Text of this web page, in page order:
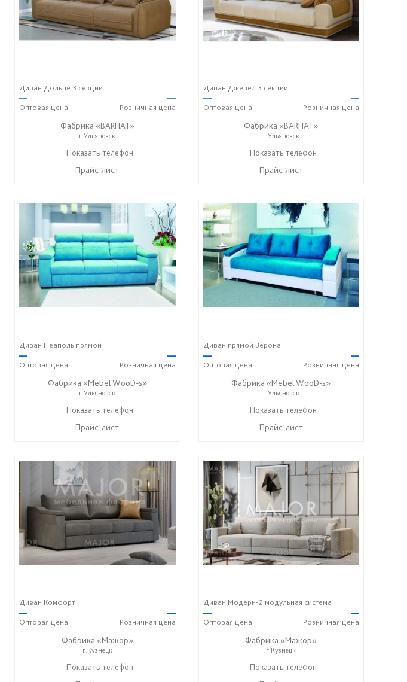
Диван Дольче 3 секции
—
Оптовая цена
—
Розничная цена
Фабрика «BARHAT»
г.Ульяновск
+7 (996) 219-29-77
Показать телефон
Прайс-лист
Диван Джевел 3 секции
—
Оптовая цена
—
Розничная цена
Фабрика «BARHAT»
г.Ульяновск
+7 (996) 219-29-77
Показать телефон
Прайс-лист
Диван Неаполь прямой
—
Оптовая цена
—
Розничная цена
Фабрика «Mebel WooD-s»
г.Ульяновск
+7 (906) 140-08-08 ☎+7 (917) 612-77-76
Показать телефон
Прайс-лист
Диван прямой Верона
—
Оптовая цена
—
Розничная цена
Фабрика «Mebel WooD-s»
г.Ульяновск
+7 (906) 140-08-08 ☎+7 (917) 612-77-76
Показать телефон
Прайс-лист
Диван Комфорт
—
Оптовая цена
—
Розничная цена
Фабрика «Мажор»
г.Кузнецк
+7 (999) 611-98-99 ☎+7 (999) 610-99-95
Показать телефон
Диван Модерн-2 модульная система
—
Оптовая цена
—
Розничная цена
Фабрика «Мажор»
г.Кузнецк
+7 (999) 611-98-99 ☎+7 (999) 610-99-95
Показать телефон